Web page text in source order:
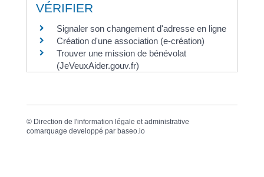
VÉRIFIER
Signaler son changement d'adresse en ligne
Création d'une association (e-création)
Trouver une mission de bénévolat
(JeVeuxAider.gouv.fr)
© Direction de l'information légale et administrative
comarquage developpé par baseo.io